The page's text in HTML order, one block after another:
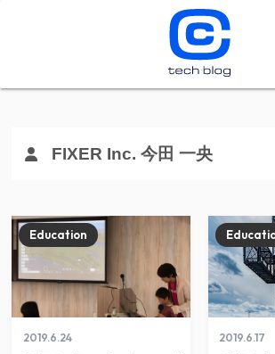
FIXER Inc. 今田 一央
2019.6.24
Education
2019.6.17